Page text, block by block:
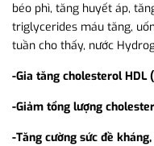
béo phì, tăng huyết áp,
triglycerides máu tăng,
tuần cho thấy, nước
-Gia tăng cholesterol
-Giảm tổng lượng
-Tăng cường sức đề